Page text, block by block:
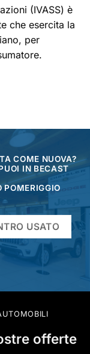
(IVASS) è
che esercita la
per
COME NUOVA?
IN BECAST
POMERIGGIO
USATO
offerte